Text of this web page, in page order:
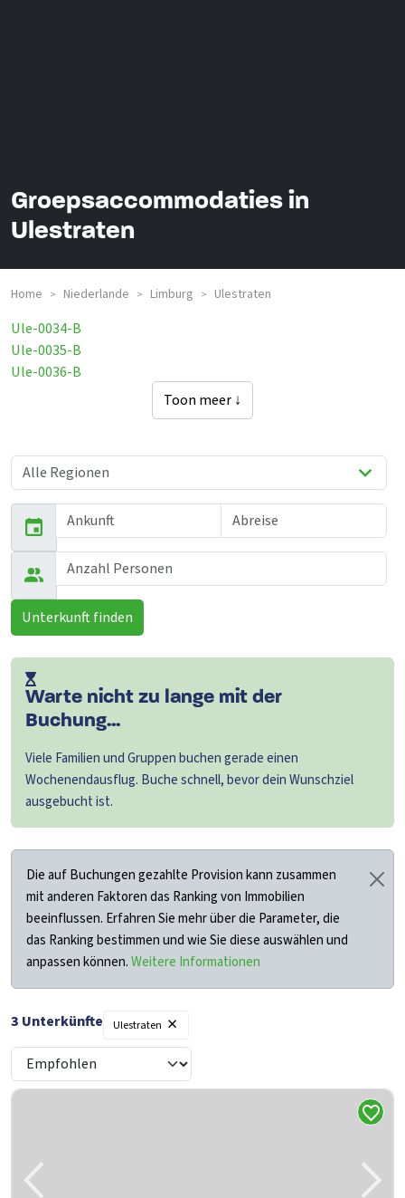
Groepsaccommodaties in
Ulestraten
Home > Niederlande > Limburg > Ulestraten
Ule-0034-B
Ule-0035-B
Ule-0036-B
Toon meer ↓
Unterkunft finden
Warte nicht zu lange mit der
Buchung...
Viele Familien und Gruppen buchen gerade einen
Wochenendausflug. Buche schnell, bevor dein Wunschziel
ausgebucht ist.
Die auf Buchungen gezahlte Provision kann zusammen
mit anderen Faktoren das Ranking von Immobilien
beeinflussen. Erfahren Sie mehr über die Parameter, die
das Ranking bestimmen und wie Sie diese auswählen und
anpassen können.Weitere Informationen
3 Unterkünfte Ulestraten ×